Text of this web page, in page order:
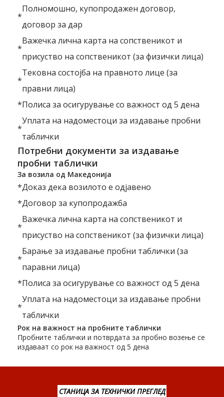
*
Полномошно, купопродажен договор,
договор за дар
*
Важечка лична карта на сопственикот и
присуство на сопственикот (за физички лица)
*
Тековна состојба на правното лице (за
правни лица)
*Полиса за осигурување со важност од 5 дена
*
Уплата на надоместоци за издавање пробни
таблички
Потребни документи за издавање
пробни таблички
За возила од Македонија
*Доказ дека возилото е одјавено
*Договор за купопродажба
*
Важечка лична карта на сопственикот и
присуство на сопственикот (за физички лица)
*
Барање за издавање пробни таблички (за
паравни лица)
*Полиса за осигурување со важност од 5 дена
*
Уплата на надоместоци за издавање пробни
таблички
Рок на важност на пробните таблички
Пробните таблички и потврдата за пробно возење се
издаваат со рок на важност од 5 дена
СТАНИЦА ЗА ТЕХНИЧКИ ПРЕГЛЕД